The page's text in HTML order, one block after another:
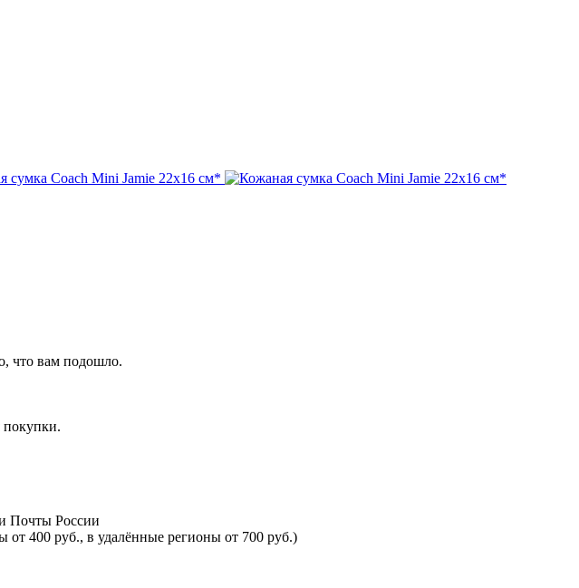
что вам подошло.
покупки.
Почты России
от 400 руб., в удалённые регионы от 700 руб.)